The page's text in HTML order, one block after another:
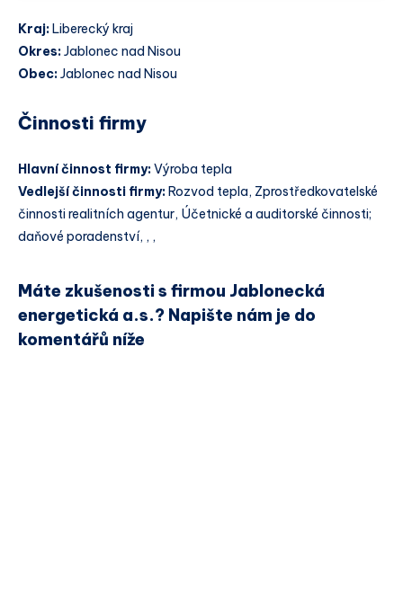
Kraj: Liberecký kraj
Okres:Jablonec nad Nisou
Obec:Jablonec nad Nisou
Činnosti firmy
Hlavní činnost firmy:Výroba tepla
Vedlejší činnosti firmy:Rozvod tepla, Zprostředkovatelské
činnosti realitních agentur, Účetnické a auditorské činnosti;
daňové poradenství, , ,
Máte zkušenosti s firmou Jablonecká
energetická a.s.? Napište nám je do
komentářů níže